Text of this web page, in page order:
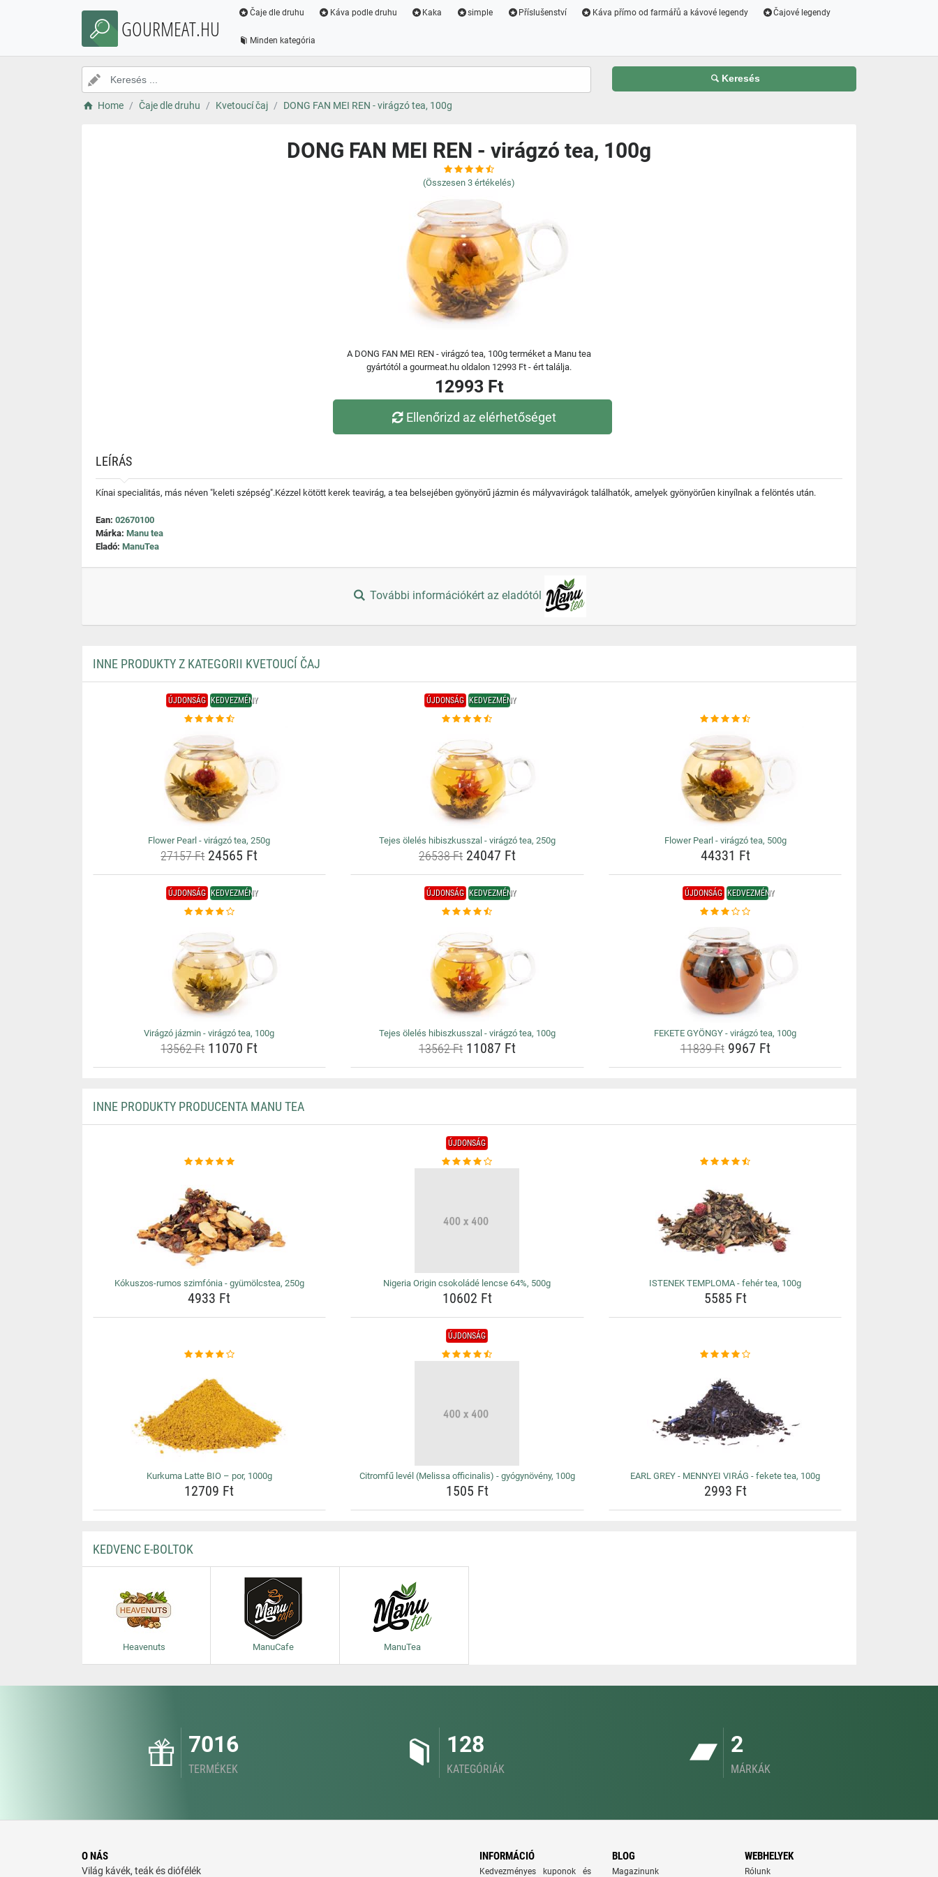
GOURMEAT.HU
Čaje dle druhu Káva podle druhu Kaka simple Příslušenství Káva přímo od farmářů a kávové legendy Čajové legendy
Minden kategória
Keresés
Home Čaje dle druhu Kvetoucí čaj DONG FAN MEI REN - virágzó tea, 100g
DONG FAN MEI REN - virágzó tea, 100g
(Összesen 3 értékelés)
A DONG FAN MEI REN - virágzó tea, 100g terméket a Manu tea
gyártótól a gourmeat.hu oldalon 12993 Ft - ért találja.
12993 Ft
Ellenőrizd az elérhetőséget
LEÍRÁS
Kínai specialitás, más néven "keleti szépség".Kézzel kötött kerek teavirág, a tea belsejében gyönyörű jázmin és mályvavirágok találhatók, amelyek gyönyörűen kinyílnak a felöntés után.
Ean: 02670100
Márka: Manu tea
Eladó: ManuTea
További információkért az eladótól
INNE PRODUKTY Z KATEGORII KVETOUCÍ ČAJ
ÚJDONSÁG KEDVEZMÉNY
Flower Pearl - virágzó tea, 250g
27157 Ft24565 Ft
ÚJDONSÁG KEDVEZMÉNY
Tejes ölelés hibiszkusszal - virágzó tea, 250g
26538 Ft24047 Ft
Flower Pearl - virágzó tea, 500g
44331 Ft
ÚJDONSÁG KEDVEZMÉNY
Virágzó jázmin - virágzó tea, 100g
13562 Ft11070 Ft
ÚJDONSÁG KEDVEZMÉNY
Tejes ölelés hibiszkusszal - virágzó tea, 100g
13562 Ft11087 Ft
ÚJDONSÁG KEDVEZMÉNY
FEKETE GYÖNGY - virágzó tea, 100g
11839 Ft9967 Ft
INNE PRODUKTY PRODUCENTA MANU TEA
Kókuszos-rumos szimfónia - gyümölcstea, 250g
4933 Ft
ÚJDONSÁG
Nigeria Origin csokoládé lencse 64%, 500g
10602 Ft
ISTENEK TEMPLOMA - fehér tea, 100g
5585 Ft
Kurkuma Latte BIO – por, 1000g
12709 Ft
ÚJDONSÁG
Citromfű levél (Melissa officinalis) - gyógynövény, 100g
1505 Ft
EARL GREY - MENNYEI VIRÁG - fekete tea, 100g
2993 Ft
KEDVENC E-BOLTOK
Heavenuts ManuCafe ManuTea
7016
TERMÉKEK
128
KATEGÓRIÁK
2
MÁRKÁK
O NÁS
Világ kávék, teák és diófélék
INFORMÁCIÓ
Kedvezményes kuponok és
BLOG
Magazinunk
WEBHELYEK
Rólunk